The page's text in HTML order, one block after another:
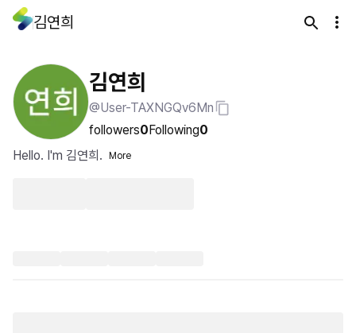
김연희
김연희
@User-TAXNGQv6Mn
followers0Following0
Hello. I'm 김연희.
More